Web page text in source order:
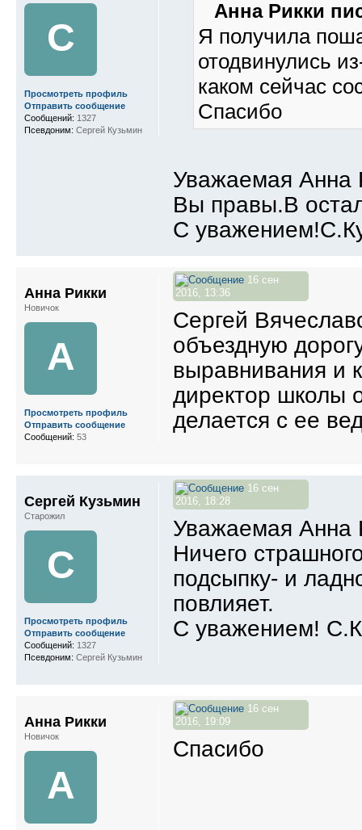
Анна Рикки
Я получила
отодвинулись
каком сейчас
Спасибо
Уважаемая Анна
Вы правы.В
С
С
Просмотреть профиль
Отправить сообщение
Сообщений: 1327
Псевдоним: Сергей Кузьмин
16 сен
2016, 13:36
Сергей
объездную
выравнивания и
директор школы
делается с ее
Анна Рикки
Новичок
А
Просмотреть профиль
Отправить сообщение
Сообщений: 53
16 сен
2016, 18:28
Уважаемая Анна
Ничего
подсыпку- и
повлияет.
С уважением!
Сергей Кузьмин
Старожил
С
Просмотреть профиль
Отправить сообщение
Сообщений: 1327
Псевдоним: Сергей Кузьмин
16 сен
2016, 19:09
Спасибо
Анна Рикки
Новичок
А